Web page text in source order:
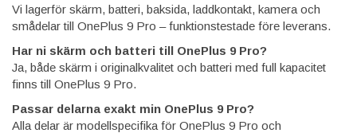
Vi lagerför skärm, batteri, baksida, laddkontakt, kamera och
smådelar till OnePlus 9 Pro – funktionstestade före leverans.
Har ni skärm och batteri till OnePlus 9 Pro?
Ja, både skärm i originalkvalitet och batteri med full kapacitet
finns till OnePlus 9 Pro.
Passar delarna exakt min OnePlus 9 Pro?
Alla delar är modellspecifika för OnePlus 9 Pro och